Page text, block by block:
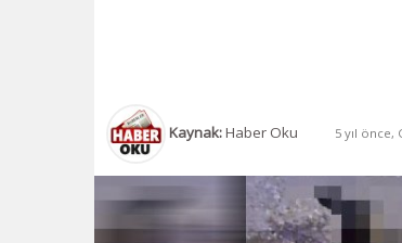
Kaynak:Haber Oku 5 yıl önce,